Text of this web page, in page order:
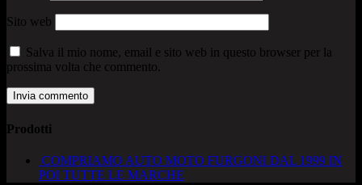
Sito web
Salva il mio nome, email e sito web in questo browser per la
prossima volta che commento.
Prodotti
COMPRIAMO AUTO MOTO FURGONI DAL 1999 IN
POI TUTTE LE MARCHE